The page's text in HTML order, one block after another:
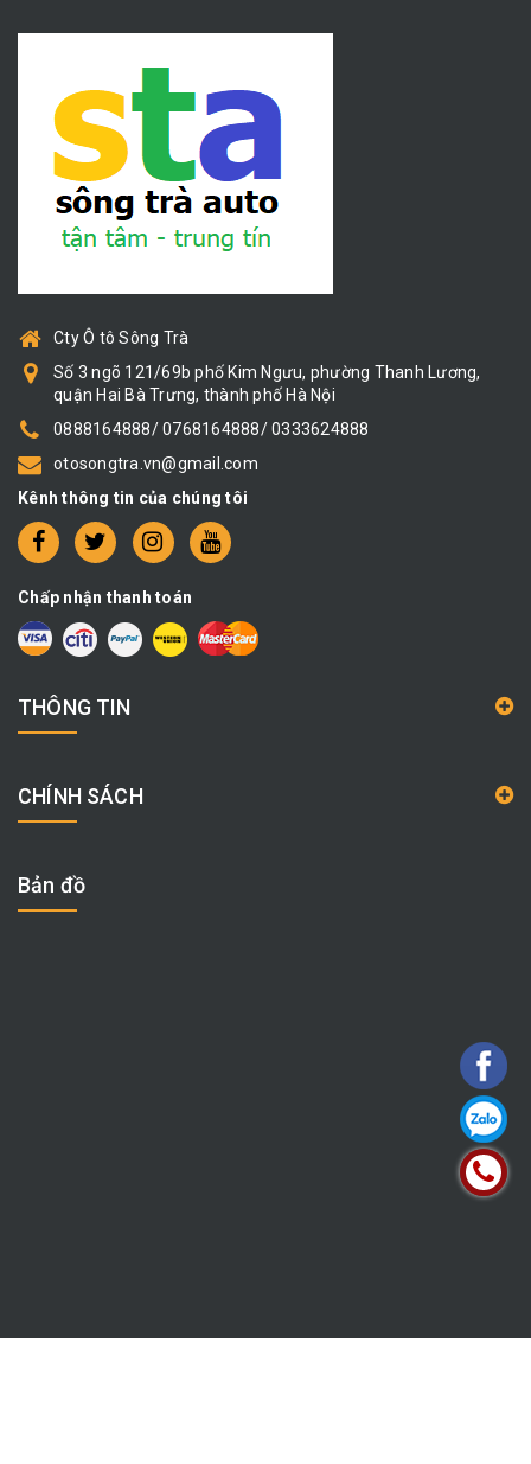
Cty Ô tô Sông Trà
Số 3 ngõ 121/69b phố Kim Ngưu, phường Thanh Lương,
quận Hai Bà Trưng, thành phố Hà Nội
0888164888/ 0768164888/ 0333624888
otosongtra.vn@gmail.com
Kênh thông tin của chúng tôi
Chấp nhận thanh toán
THÔNG TIN
CHÍNH SÁCH
Bản đồ